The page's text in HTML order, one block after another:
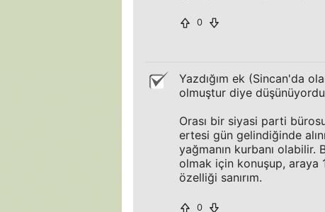
0
Yazdığım ek (Sincan'da
olmuştur diye
Orası bir siyasi parti
ertesi gün gelindiğinde
yağmanın kurbanı olabilir.
olmak için konuşup, araya
özelliği sanırım.
0